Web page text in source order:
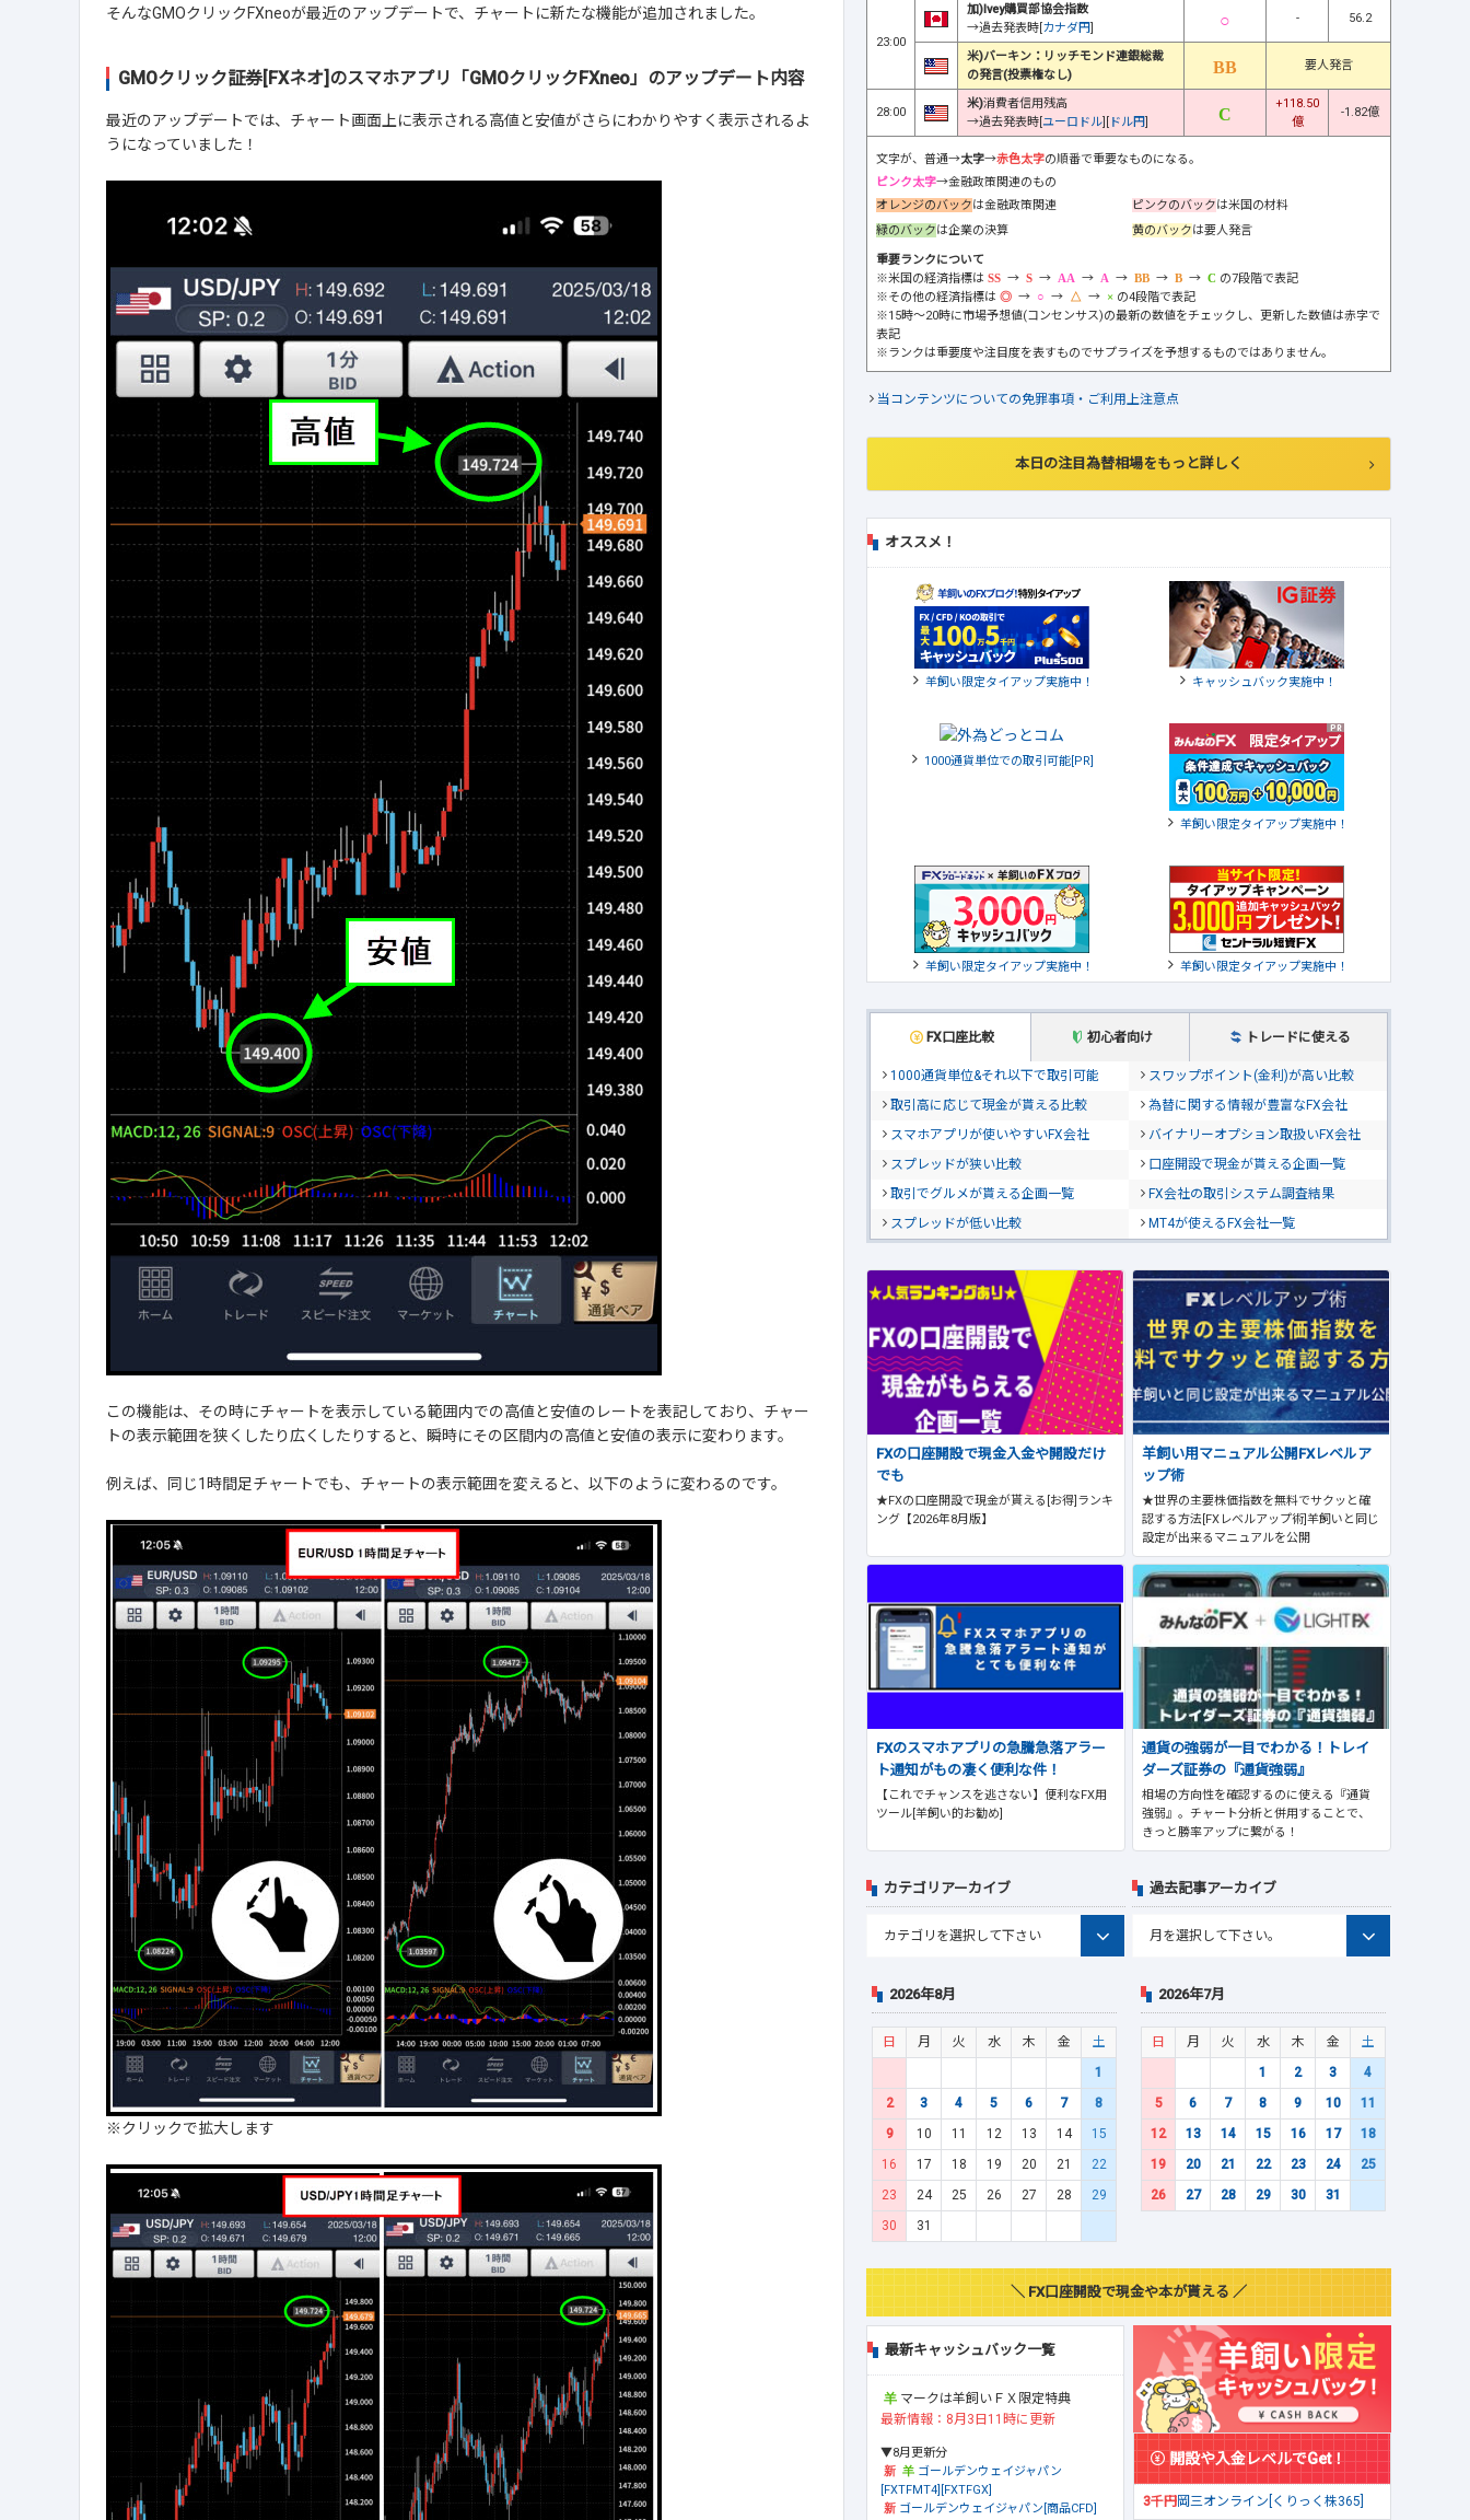
そんなGMOクリックFXneoが最近のアップデートで、チャートに新たな機能が追加されました。
GMOクリック証券[FXネオ]のスマホアプリ「GMOクリックFXneo」のアップデート内容
最近のアップデートでは、チャート画面上に表示される高値と安値がさらにわかりやすく表示されるよ
うになっていました！
この機能は、その時にチャートを表示している範囲内での高値と安値のレートを表記しており、チャー
トの表示範囲を狭くしたり広くしたりすると、瞬時にその区間内の高値と安値の表示に変わります。
例えば、同じ1時間足チャートでも、チャートの表示範囲を変えると、以下のように変わるのです。
※クリックで拡大します
23:00
加)Ivey購買部協会指数
→過去発表時[カナダ円]
- 56.2
米)バーキン：リッチモンド連銀総裁
の発言(投票権なし)
要人発言
28:00
米)消費者信用残高
→過去発表時[ユーロドル][ ドル円]
+118.50
億
-1.82億
文字が、普通→太字→赤色太字の順番で重要なものになる。
ピンク太字→金融政策関連のもの
オレンジのバックは金融政策関連 ピンクのバックは米国の材料
緑のバックは企業の決算 黄のバックは要人発言
重要ランクについて
※米国の経済指標は
→ → → → → →
の7段階で表記
※その他の経済指標は
→ → →
の4段階で表記
※15時～20時に市場予想値(コンセンサス)の最新の数値をチェックし、更新した数値は赤字で
表記
※ランクは重要度や注目度を表すものでサプライズを予想するものではありません。
当コンテンツについての免罪事項・ご利用上注意点
本日の注目為替相場をもっと詳しく
オススメ！
羊飼い限定タイアップ実施中！ キャッシュバック実施中！
1000通貨単位での取引可能[PR]
羊飼い限定タイアップ実施中！
羊飼い限定タイアップ実施中！ 羊飼い限定タイアップ実施中！
FX口座比較 初心者向け トレードに使える
1000通貨単位&それ以下で取引可能
スワップポイント(金利)が高い比較
取引高に応じて現金が貰える比較
為替に関する情報が豊富なFX会社
スマホアプリが使いやすいFX会社
バイナリーオプション取扱いFX会社
スプレッドが狭い比較
口座開設で現金が貰える企画一覧
取引でグルメが貰える企画一覧
FX会社の取引システム調査結果
スプレッドが低い比較
MT4が使えるFX会社一覧
FXの口座開設で現金入金や開設だけ
でも
★FXの口座開設で現金が貰える[お得]ランキ
ング【2026年8月版】
羊飼い用マニュアル公開FXレベルア
ップ術
★世界の主要株価指数を無料でサクッと確
認する方法[FXレベルアップ術]羊飼いと同じ
設定が出来るマニュアルを公開
FXのスマホアプリの急騰急落アラー
ト通知がもの凄く便利な件！
【これでチャンスを逃さない】便利なFX用
ツール[羊飼い的お勧め]
通貨の強弱が一目でわかる！トレイ
ダーズ証券の『通貨強弱』
相場の方向性を確認するのに使える『通貨
強弱』。チャート分析と併用することで、
きっと勝率アップに繋がる！
カテゴリアーカイブ 過去記事アーカイブ
2026年8月
日 月 火 水 木 金
土
1
2
3 4 5 6 7
8
9
10 11 12 13 14
15
16
17 18 19 20 21
22
23
24 25 26 27 28
29
30
31
2026年7月
日 月 火 水 木 金
土
1
2 3
4
5
6 7 8 9 10
11
12
13 14 15 16 17
18
19
20 21 22 23 24
25
26
27 28 29 30 31
＼ FX口座開設で現金や本が貰える ／
最新キャッシュバック一覧
マークは羊飼いＦＸ限定特典
最新情報：8月3日11時に更新
▼8月更新分
ゴールデンウェイジャパン
[FXTFMT4][FXTFGX]
ゴールデンウェイジャパン[商品CFD]
開設や入金レベルでGet！
3千円岡三オンライン[くりっく株365]